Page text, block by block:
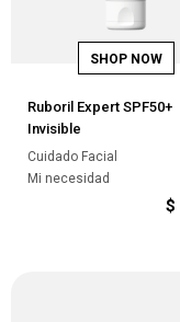
Ruboril Expert SPF50+
Invisible
Cuidado Facial
Mi necesidad
$